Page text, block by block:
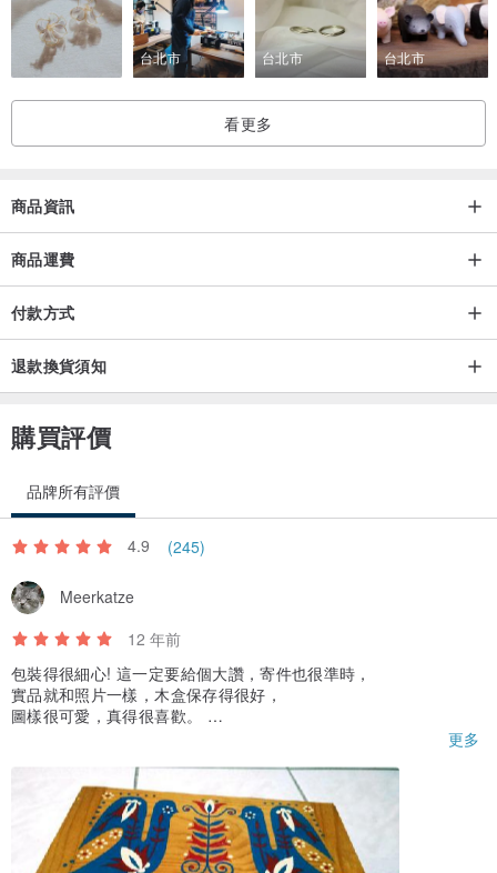
台北市 台北市 台北市
看更多
商品資訊
商品運費
付款方式
退款換貨須知
購買評價
品牌所有評價
4.9 (245)
Meerkatze
12 年前
包裝得很細心! 這一定要給個大讚，寄件也很準時，
實品就和照片一樣，木盒保存得很好，
圖樣很可愛，真得很喜歡。
更多